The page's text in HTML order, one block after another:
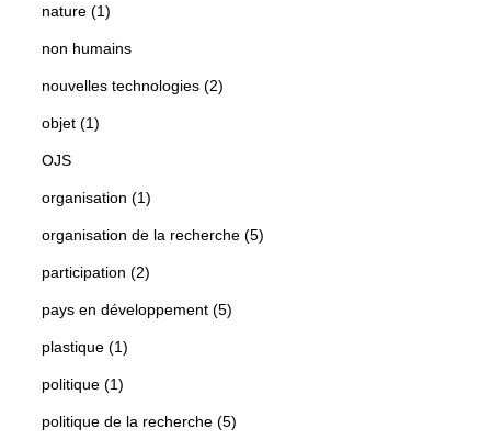
nature (1)
non humains
nouvelles technologies (2)
objet (1)
OJS
organisation (1)
organisation de la recherche (5)
participation (2)
pays en développement (5)
plastique (1)
politique (1)
politique de la recherche (5)